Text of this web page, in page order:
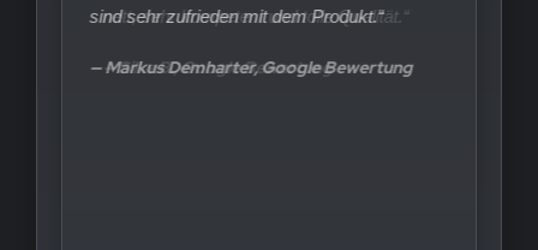
sind sehr zufrieden mit dem Produkt.“
— Markus Demharter, Google Bewertung